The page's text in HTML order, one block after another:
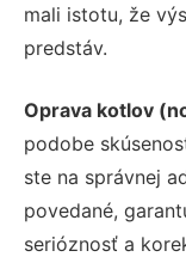
mali istotu, že
predstáv.
Oprava kotlov
podobe
ste na správnej
povedané,
serióznosť a